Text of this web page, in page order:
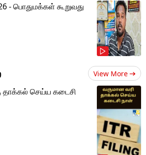
- பொதுமக்கள் கூறுவது
View More
தாக்கல் செய்ய கடைசி